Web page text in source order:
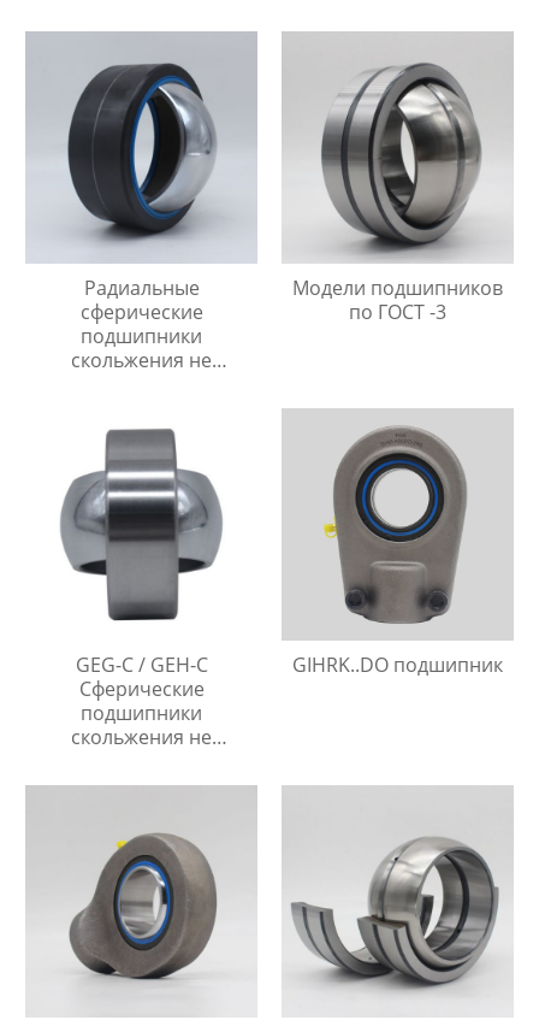
Радиальные
сферические
подшипники
скольжения не
обслуживания
Модели подшипников
по ГОСТ -3
GEG-C / GEH-C
Сферические
подшипники
скольжения не
технического
GIHRK..DO подшипник